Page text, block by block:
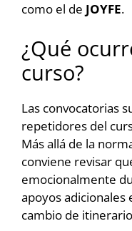
como el de JOYFE.
¿Qué
curso?
Las convocatorias
repetidores del
Más allá de la
conviene revisar
emocionalmente
apoyos
cambio de